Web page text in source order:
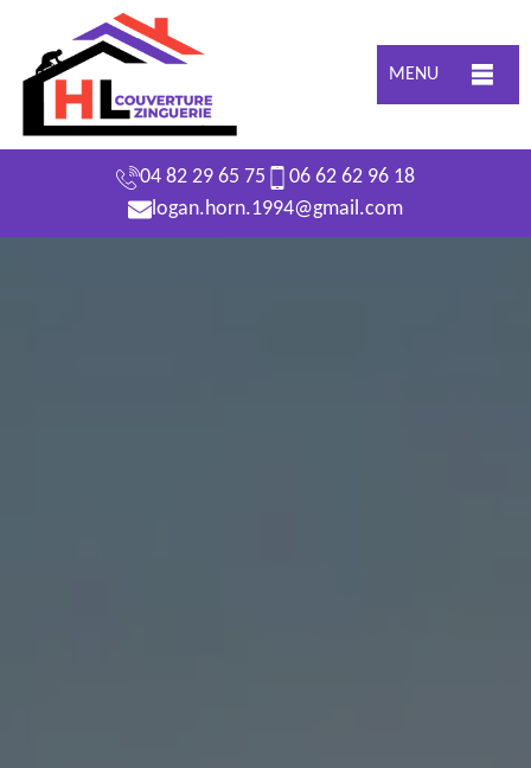
MENU
04 82 29 65 75
06 62 62 96 18
logan.horn.1994@gmail.com